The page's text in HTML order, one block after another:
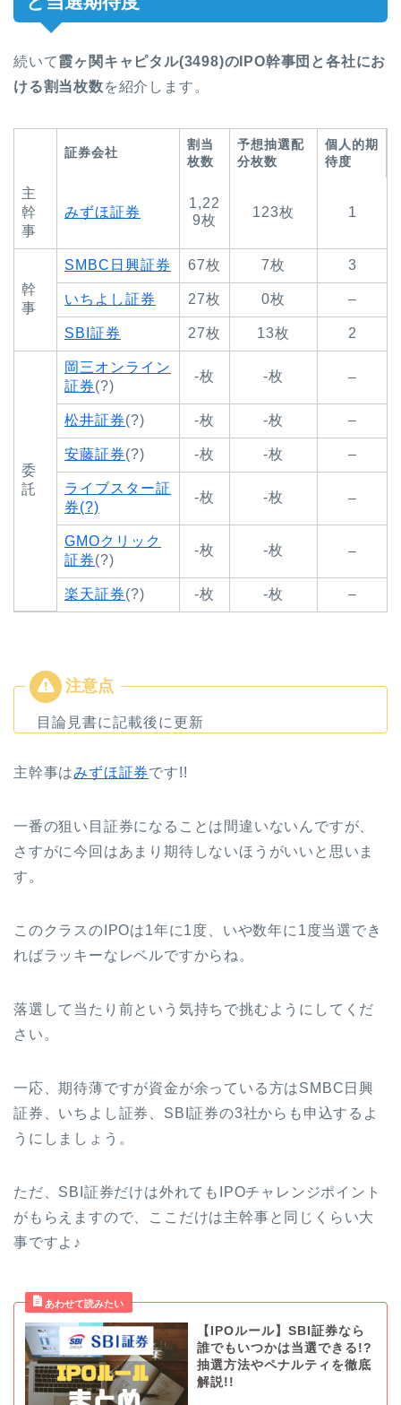
続いて霞ヶ関キャピタル(3498)のIPO幹事団と各社にお
ける割当枚数を紹介します。
証券会社
割当
枚数
予想抽選配
分枚数
個人的期
待度
主
幹
事
みずほ証券
1,22
9枚
123枚 1
幹
事
SMBC日興証券 67枚 7枚 3
いちよし証券 27枚 0枚 –
SBI証券 27枚 13枚 2
委
託
岡三オンライン
証券(?)
-枚 -枚 –
松井証券(?) -枚 -枚 –
安藤証券(?) -枚 -枚 –
ライブスター証
券(?)
-枚 -枚 –
GMOクリック
証券(?)
-枚 -枚 –
楽天証券(?) -枚 -枚 –
目論見書に記載後に更新
主幹事はみずほ証券です!!
一番の狙い目証券になることは間違いないんですが、
さすがに今回はあまり期待しないほうがいいと思いま
す。
このクラスのIPOは1年に1度、いや数年に1度当選でき
ればラッキーなレベルですからね。
落選して当たり前という気持ちで挑むようにしてくだ
さい。
一応、期待薄ですが資金が余っている方はSMBC日興
証券、いちよし証券、SBI証券の3社からも申込するよ
うにしましょう。
ただ、SBI証券だけは外れてもIPOチャレンジポイント
がもらえますので、ここだけは主幹事と同じくらい大
事ですよ♪
【IPOルール】SBI証券なら
誰でもいつかは当選できる!?
抽選方法やペナルティを徹底
解説!!